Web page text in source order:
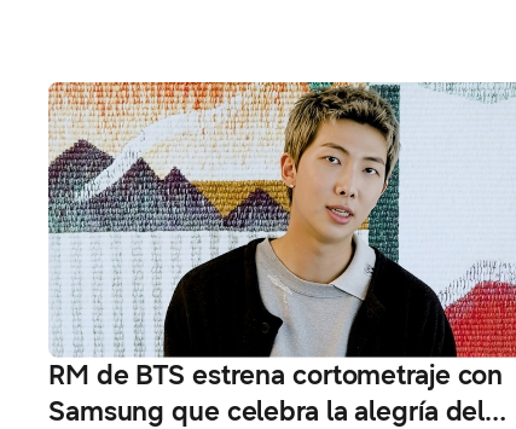
RM de BTS estrena cortometraje con
Samsung que celebra la alegría del